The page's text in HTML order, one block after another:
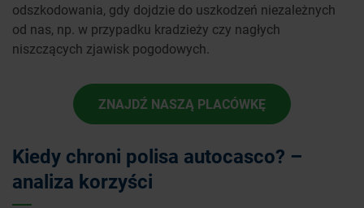
odszkodowania, gdy dojdzie do uszkodzeń niezależnych
od nas, np. w przypadku kradzieży czy nagłych
niszczących zjawisk pogodowych.
ZNAJDŹ NASZĄ PLACÓWKĘ
Kiedy chroni polisa autocasco? –
analiza korzyści